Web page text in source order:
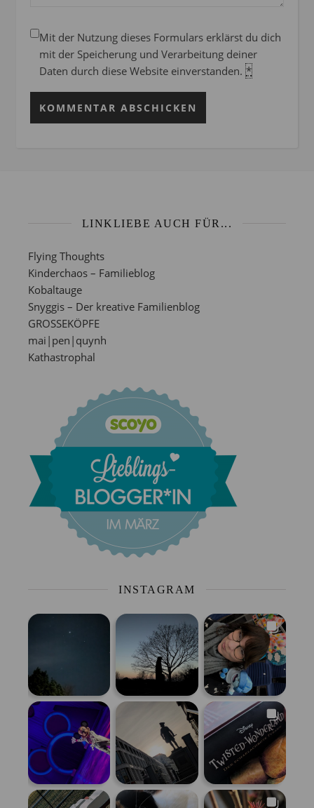
Mit der Nutzung dieses Formulars erklärst du dich
mit der Speicherung und Verarbeitung deiner
Daten durch diese Website einverstanden. *
LINKLIEBE AUCH FÜR...
Flying Thoughts
Kinderchaos – Familieblog
Kobaltauge
Snyggis – Der kreative Familienblog
GROSSEKÖPFE
mai|pen|quynh
Kathastrophal
INSTAGRAM